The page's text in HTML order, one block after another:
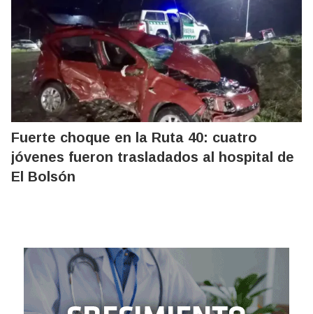
Fuerte choque en la Ruta 40: cuatro
jóvenes fueron trasladados al hospital de
El Bolsón